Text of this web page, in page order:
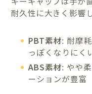
耐久性に大きく影響
PBT素材: 耐摩
っぽくなりにく
ABS素材: やや
ーションが豊富